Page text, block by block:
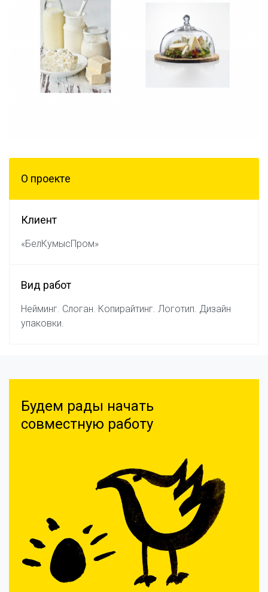
О проектe
Клиент
«БелКумысПром»
Вид работ
Нейминг. Слоган. Копирайтинг. Логотип. Дизайн
упаковки.
Будем рады начать
совместную работу